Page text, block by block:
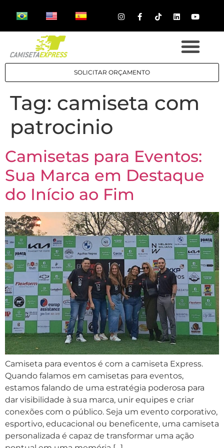
SOLICITAR ORÇAMENTO
Tag: camiseta com
patrocinio
Camisetas para Eventos:
Sua Marca em Destaque
do Início ao Fim
Camiseta para eventos é com a camiseta Express.
Quando falamos em camisetas para eventos,
estamos falando de uma estratégia poderosa para
dar visibilidade à sua marca, unir equipes e criar
conexões com o público. Seja um evento corporativo,
esportivo, educacional ou beneficente, uma camiseta
personalizada é capaz de transformar uma ação